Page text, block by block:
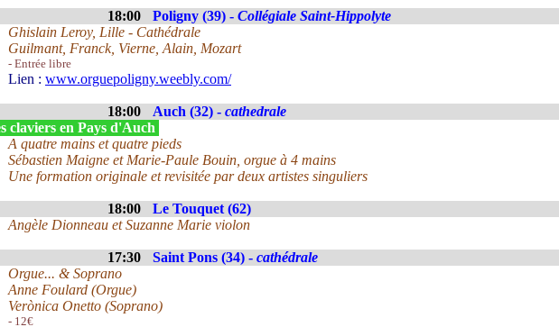
18:00 Poligny (39) - Collégiale Saint-Hippolyte
Ghislain Leroy, Lille - Cathédrale
Guilmant, Franck, Vierne, Alain, Mozart
- Entrée libre
Lien : www.orguepoligny.weebly.com/
18:00 Auch (32) - cathedrale
claviers en Pays d'Auch
A quatre mains et quatre pieds
Sébastien Maigne et Marie-Paule Bouin, orgue à 4 mains
Une formation originale et revisitée par deux artistes singuliers
18:00 Le Touquet (62)
Angèle Dionneau et Suzanne Marie violon
17:30 Saint Pons (34) - cathédrale
Orgue... & Soprano
Anne Foulard (Orgue)
Verònica Onetto (Soprano)
- 12€